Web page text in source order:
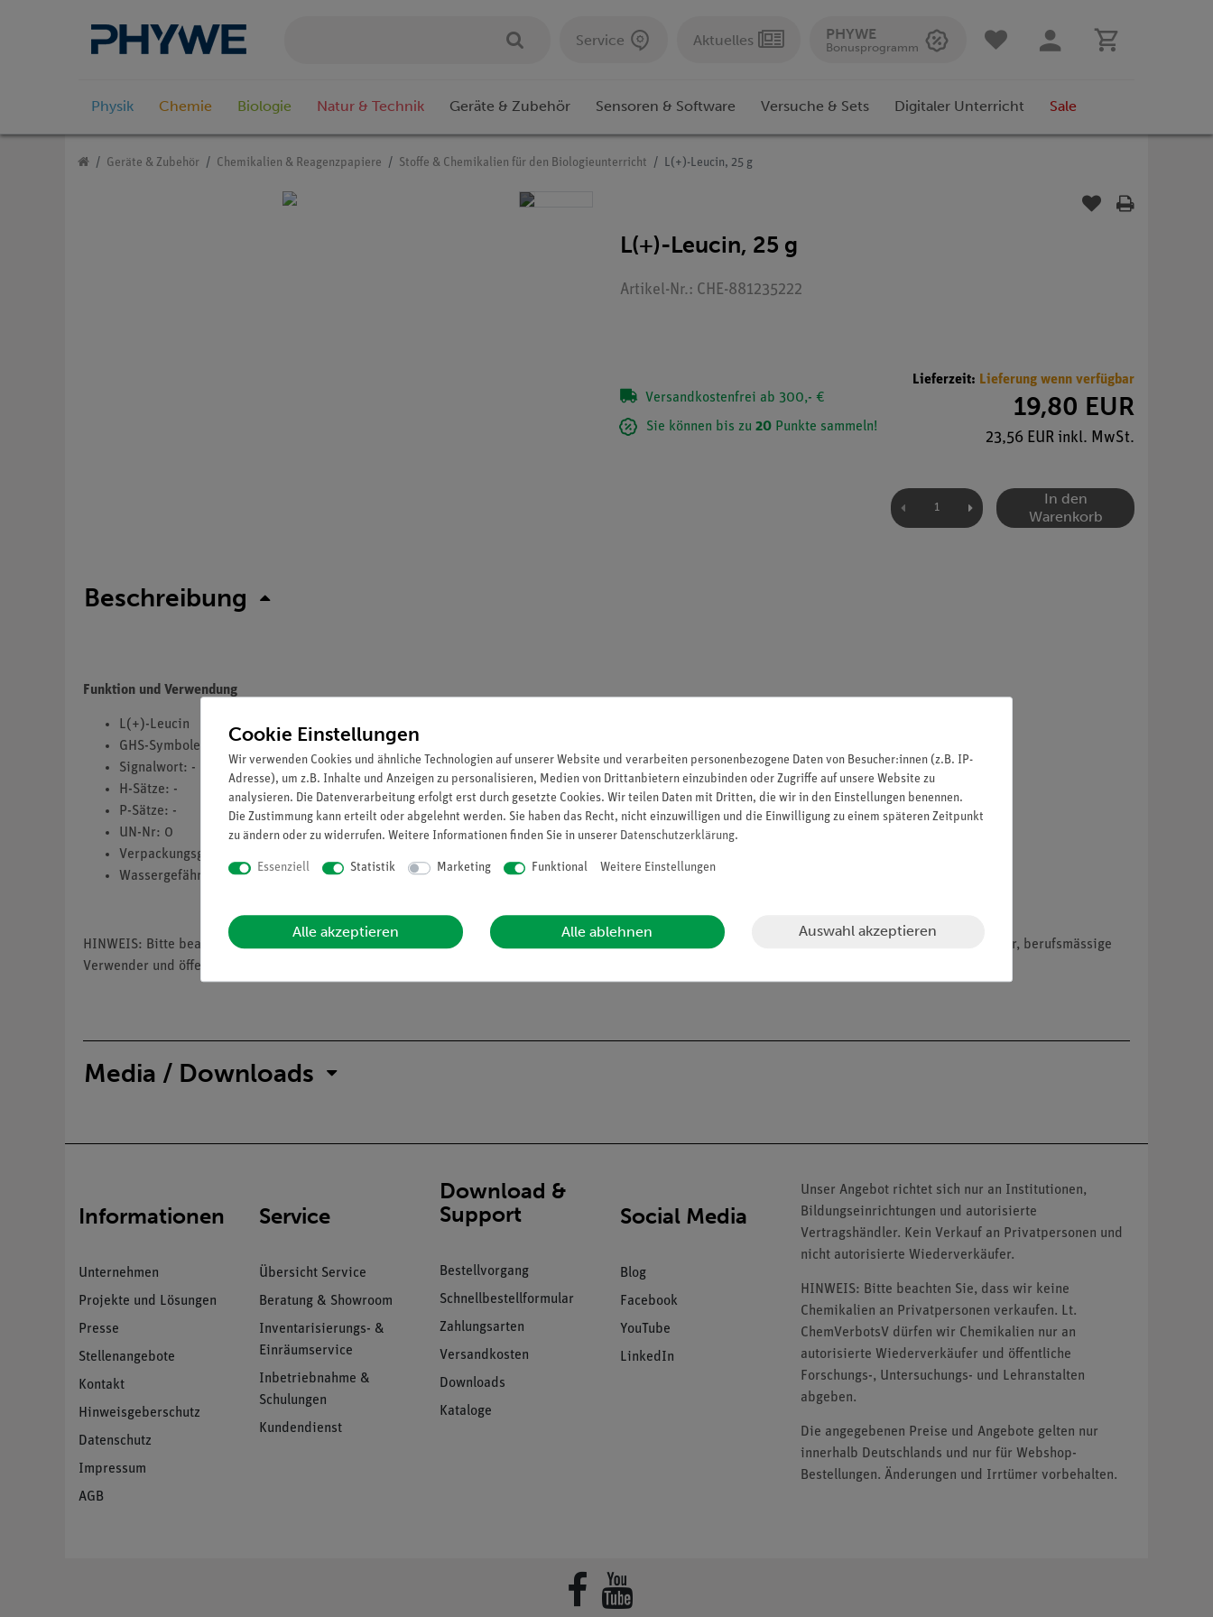
Service Aktuelles PHYWE
Bonusprogramm
Physik Chemie Biologie Natur & Technik Geräte & Zubehör Sensoren & Software Versuche & Sets Digitaler Unterricht Sale
Geräte & Zubehör Chemikalien & Reagenzpapiere Stoffe & Chemikalien für den Biologieunterricht L(+)-Leucin, 25 g
L(+)-Leucin, 25 g
Artikel-Nr.: CHE-881235222
Versandkostenfrei ab 300,- €
Sie können bis zu 20 Punkte sammeln!
Lieferzeit: Lieferung wenn verfügbar
19,80 EUR
23,56 EUR inkl. MwSt.
In den
Warenkorb
Beschreibung
Funktion und Verwendung
L(+)-Leucin
GHS-Symbole(s): -
Signalwort: -
H-Sätze: -
P-Sätze: -
UN-Nr: 0
Verpackungsgruppe: 0
Wassergefährdungsklasse: 1
HINWEIS: Bitte beachten Sie, dass wir keine Chemikalien an Privatpersonen verkaufen. Lt. ChemVerbotsV dürfen wir Chemikalien nur an Wiederverkäufer, berufsmässige
Verwender und öffentliche Forschungs-, Untersuchungs- und Lehranstalten abgeben.
Media / Downloads
Informationen
Unternehmen
Projekte und Lösungen
Presse
Stellenangebote
Kontakt
Hinweisgeberschutz
Datenschutz
Impressum
AGB
Service
Übersicht Service
Beratung & Showroom
Inventarisierungs- &
Einräumservice
Inbetriebnahme &
Schulungen
Kundendienst
Download &
Support
Bestellvorgang
Schnellbestellformular
Zahlungsarten
Versandkosten
Downloads
Kataloge
Social Media
Blog
Facebook
YouTube
LinkedIn
Unser Angebot richtet sich nur an Institutionen,
Bildungseinrichtungen und autorisierte
Vertragshändler. Kein Verkauf an Privatpersonen und
nicht autorisierte Wiederverkäufer.
HINWEIS: Bitte beachten Sie, dass wir keine
Chemikalien an Privatpersonen verkaufen. Lt.
ChemVerbotsV dürfen wir Chemikalien nur an
autorisierte Wiederverkäufer und öffentliche
Forschungs-, Untersuchungs- und Lehranstalten
abgeben.
Die angegebenen Preise und Angebote gelten nur
innerhalb Deutschlands und nur für Webshop-
Bestellungen. Änderungen und Irrtümer vorbehalten.
Cookie Einstellungen
Wir verwenden Cookies und ähnliche Technologien auf unserer Website und verarbeiten personenbezogene Daten von Besucher:innen (z.B. IP-
Adresse), um z.B. Inhalte und Anzeigen zu personalisieren, Medien von Drittanbietern einzubinden oder Zugriffe auf unsere Website zu
analysieren. Die Datenverarbeitung erfolgt erst durch gesetzte Cookies. Wir teilen Daten mit Dritten, die wir in den Einstellungen benennen.
Die Zustimmung kann erteilt oder abgelehnt werden. Sie haben das Recht, nicht einzuwilligen und die Einwilligung zu einem späteren Zeitpunkt
zu ändern oder zu widerrufen. Weitere Informationen finden Sie in unserer Daten­schutz­erklärung.
Essenziell Statistik Marketing Funktional Weitere Einstellungen
Alle akzeptieren Alle ablehnen Auswahl akzeptieren